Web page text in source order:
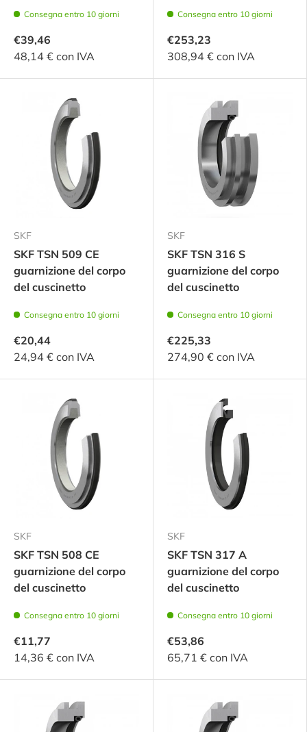
Consegna entro 10 giorni
€39,46
48,14 € con IVA
Consegna entro 10 giorni
€253,23
308,94 € con IVA
SKF
SKF TSN 509 CE
guarnizione del corpo
del cuscinetto
Consegna entro 10 giorni
€20,44
24,94 € con IVA
SKF
SKF TSN 316 S
guarnizione del corpo
del cuscinetto
Consegna entro 10 giorni
€225,33
274,90 € con IVA
SKF
SKF TSN 508 CE
guarnizione del corpo
del cuscinetto
Consegna entro 10 giorni
€11,77
14,36 € con IVA
SKF
SKF TSN 317 A
guarnizione del corpo
del cuscinetto
Consegna entro 10 giorni
€53,86
65,71 € con IVA